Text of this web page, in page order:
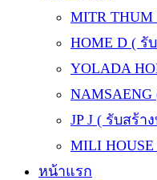
MITR
HOME D ( รั
YOLADA
JP J ( รับสร้
MILI
หน้าแรก